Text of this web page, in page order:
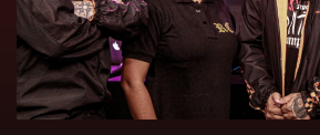
address
Password